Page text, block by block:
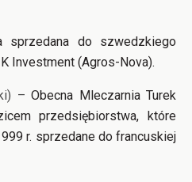
sprzedana do szwedzkiego
Investment (Agros-Nova).
–Obecna Mleczarnia Turek
przedsiębiorstwa, które
r. sprzedane do francuskiej